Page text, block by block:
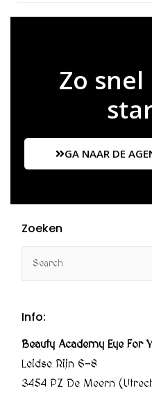
Zo
GA NAAR DE
Zoeken
Info:
Beauty Academy Eye For
Leidse Rijn 6-8
3454 PZ De Meern